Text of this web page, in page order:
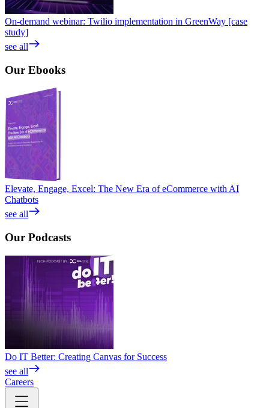
On-demand webinar: Twilio implementation in GreenWay [case
study]
see all
Our Ebooks
Elevate, Engage, Excel: The New Era of eCommerce with AI
Chatbots
see all
Our Podcasts
Do IT Better: Creating Canvas for Success
see all
Careers